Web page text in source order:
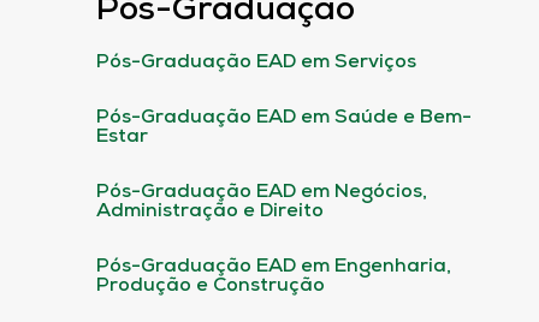
Pós-Graduação
Pós-Graduação EAD em Serviços
Pós-Graduação EAD em Saúde e Bem-
Estar
Pós-Graduação EAD em Negócios,
Administração e Direito
Pós-Graduação EAD em Engenharia,
Produção e Construção